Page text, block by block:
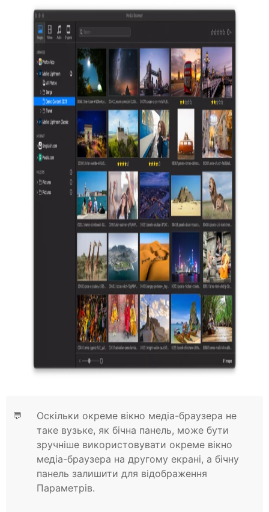
💬
Оскільки окреме вікно медіа-браузера не
таке вузьке, як бічна панель, може бути
зручніше використовувати окреме вікно
медіа-браузера на другому екрані, а бічну
панель залишити для відображення
Параметрів.